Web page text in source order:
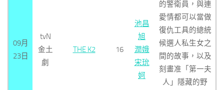
09月
23日
tvN
金土
劇
THE K2 16
池昌
旭
潤娥
宋玧
妸
的警衛員，與連
愛情都可以當做
復仇工具的總統
候選人私生女之
間的故事，以及
刻畫准「第一夫
人」隱藏的野